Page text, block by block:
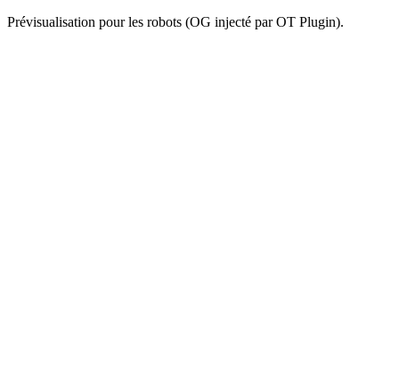
Prévisualisation pour les robots (OG injecté par OT Plugin).